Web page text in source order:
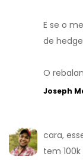
E se o
de
O
Joseph
cara,
tem